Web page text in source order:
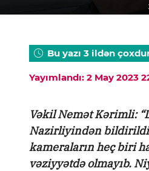
Bu yazı 3 ildən
Yayımlandı: 2 May 2023
Vəkil Nemət Kərimli:
Nazirliyindən
kameraların heç biri
vəziyyətdə olmayıb.